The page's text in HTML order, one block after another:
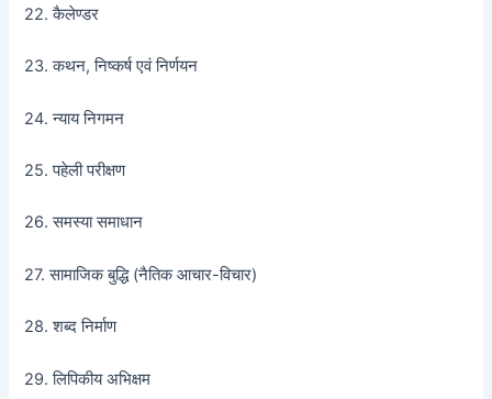
22. कैलेण्डर
23. कथन, निष्कर्ष एवं निर्णयन
24. न्याय निगमन
25. पहेली परीक्षण
26. समस्या समाधान
27. सामाजिक बुद्धि (नैतिक आचार-विचार)
28. शब्द निर्माण
29. लिपिकीय अभिक्षम